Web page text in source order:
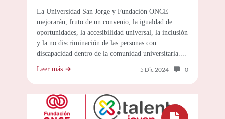
La Universidad San Jorge y Fundación ONCE
mejorarán, fruto de un convenio, la igualdad de
oportunidades, la accesibilidad universal, la inclusión
y la no discriminación de las personas con
discapacidad dentro de la comunidad universitaria....
Leer más 5 Dic 2024 Número de
0